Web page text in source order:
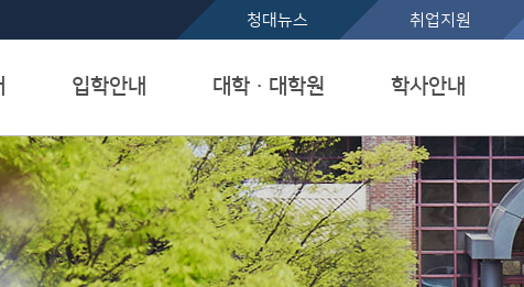
본문 바로가기청대뉴스 취업지원
입학안내 대학ㆍ대학원 학사안내